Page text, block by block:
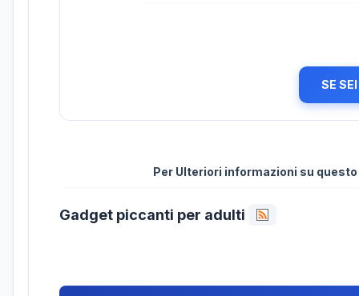
SE
Per Ulteriori informazioni su
Gadget piccanti per adulti